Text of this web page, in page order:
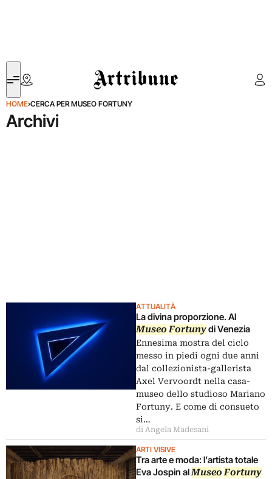
Artribune
HOME›CERCA PER MUSEO FORTUNY
Archivi
ATTUALITÀ
La divina proporzione. Al
Museo Fortunydi Venezia
Ennesima mostra del ciclo
messo in piedi ogni due anni
dal collezionista-gallerista
Axel Vervoordt nella casa-
museo dello studioso Mariano
Fortuny. E come di consueto
si…
di Angela Madesani
ARTI VISIVE
Tra arte e moda: l’artista totale
Eva Jospin alMuseo Fortuny